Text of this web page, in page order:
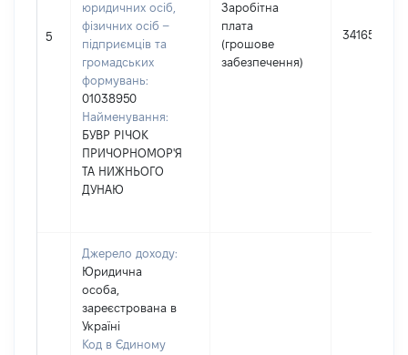
5
юридичних осіб,
фізичних осіб –
підприємців та
громадських
формувань:
01038950
Найменування:
БУВР РІЧОК
ПРИЧОРНОМОР'Я
ТА НИЖНЬОГО
ДУНАЮ
Заробітна
плата
(грошове
забезпечення)
341653
Джерело доходу:
Юридична
особа,
зареєстрована в
Україні
Код в Єдиному